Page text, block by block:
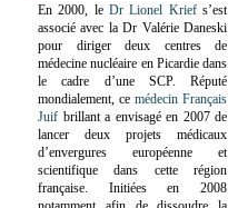
En 2000, le Dr Lionel Kriefs’est
associé avec la Dr Valérie Daneski
pour diriger deux centres de
médecine nucléaire en Picardie dans
le cadre d’une SCP. Réputé
mondialement, ce médecin Français
Juif brillant a envisagé en 2007 de
lancer deux projets médicaux
d’envergures européenne et
scientifique dans cette région
française. Initiées en 2008